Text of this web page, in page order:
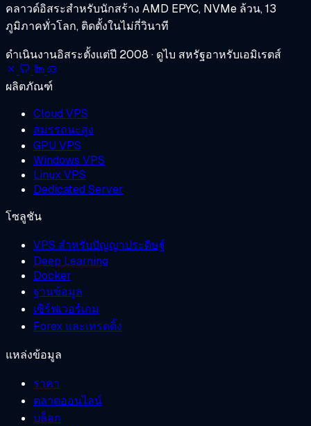
คลาวด์อิสระสำหรับนักสร้าง AMD EPYC, NVMe ล้วน, 13
ภูมิภาคทั่วโลก, ติดตั้งในไม่กี่วินาที
ดำเนินงานอิสระตั้งแต่ปี 2008 · ดูไบ สหรัฐอาหรับเอมิเรตส์
ผลิตภัณฑ์
Cloud VPS
สมรรถนะสูง
GPU VPS
Windows VPS
Linux VPS
Dedicated Server
โซลูชัน
VPS สำหรับปัญญาประดิษฐ์
Deep Learning
Docker
ฐานข้อมูล
เซิร์ฟเวอร์เกม
Forex และเทรดดิ้ง
แหล่งข้อมูล
ราคา
ตลาดออนไลน์
บล็อก